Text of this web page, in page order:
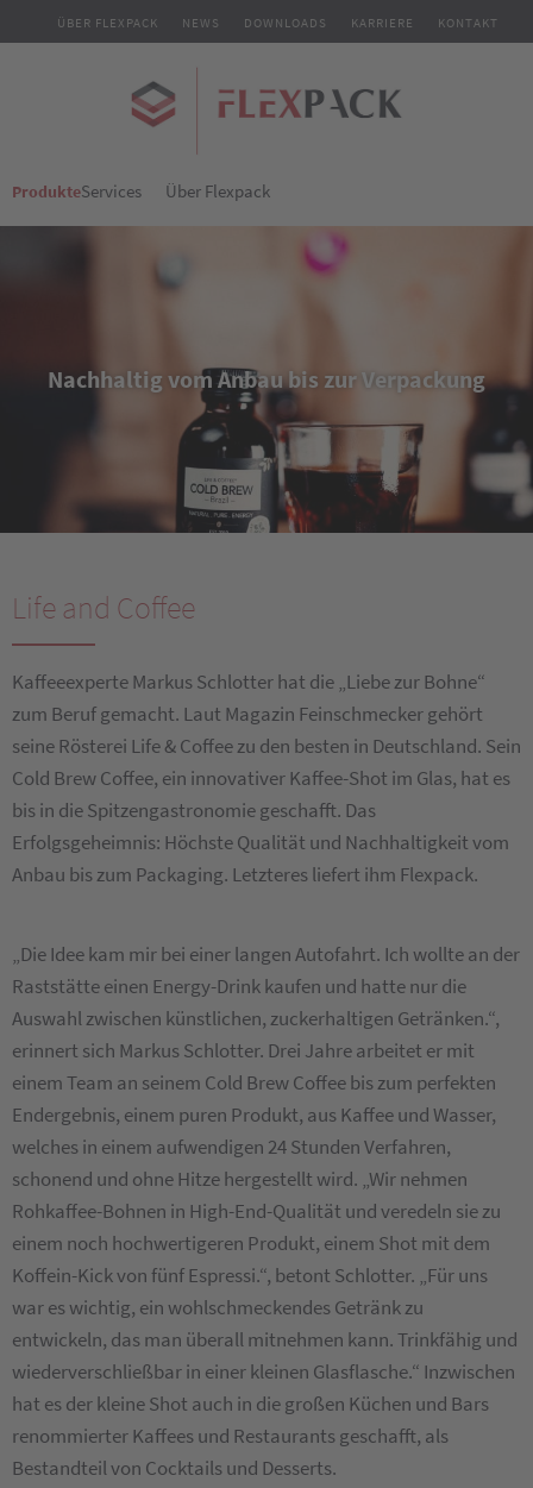
ÜBER FLEXPACK NEWS DOWNLOADS KARRIERE KONTAKT
ProdukteServices Über Flexpack
Nachhaltig vom Anbau bis zur Verpackung
Life and Coffee
Kaffeeexperte Markus Schlotter hat die „Liebe zur Bohne“
zum Beruf gemacht. Laut Magazin Feinschmecker gehört
seine Rösterei Life & Coffee zu den besten in Deutschland. Sein
Cold Brew Coffee, ein innovativer Kaffee-Shot im Glas, hat es
bis in die Spitzengastronomie geschafft. Das
Erfolgsgeheimnis: Höchste Qualität und Nachhaltigkeit vom
Anbau bis zum Packaging. Letzteres liefert ihm Flexpack.
„Die Idee kam mir bei einer langen Autofahrt. Ich wollte an der
Raststätte einen Energy-Drink kaufen und hatte nur die
Auswahl zwischen künstlichen, zuckerhaltigen Getränken.“,
erinnert sich Markus Schlotter. Drei Jahre arbeitet er mit
einem Team an seinem Cold Brew Coffee bis zum perfekten
Endergebnis, einem puren Produkt, aus Kaffee und Wasser,
welches in einem aufwendigen 24 Stunden Verfahren,
schonend und ohne Hitze hergestellt wird. „Wir nehmen
Rohkaffee-Bohnen in High-End-Qualität und veredeln sie zu
einem noch hochwertigeren Produkt, einem Shot mit dem
Koffein-Kick von fünf Espressi.“, betont Schlotter. „Für uns
war es wichtig, ein wohlschmeckendes Getränk zu
entwickeln, das man überall mitnehmen kann. Trinkfähig und
wiederverschließbar in einer kleinen Glasflasche.“ Inzwischen
hat es der kleine Shot auch in die großen Küchen und Bars
renommierter Kaffees und Restaurants geschafft, als
Bestandteil von Cocktails und Desserts.